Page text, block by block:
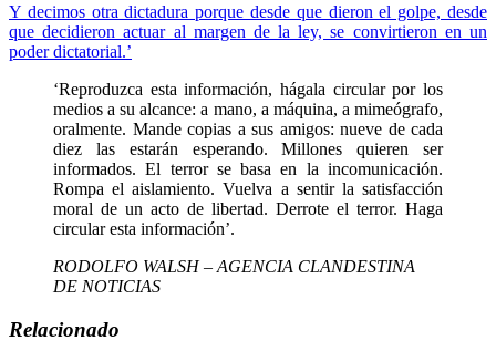
Y decimos otra dictadura porque desde que dieron el golpe, desde
que decidieron actuar al margen de la ley, se convirtieron en un
poder dictatorial.’
‘Reproduzca esta información, hágala circular por los
medios a su alcance: a mano, a máquina, a mimeógrafo,
oralmente. Mande copias a sus amigos: nueve de cada
diez las estarán esperando. Millones quieren ser
informados. El terror se basa en la incomunicación.
Rompa el aislamiento. Vuelva a sentir la satisfacción
moral de un acto de libertad. Derrote el terror. Haga
circular esta información’.
RODOLFO WALSH – AGENCIA CLANDESTINA
DE NOTICIAS
Relacionado